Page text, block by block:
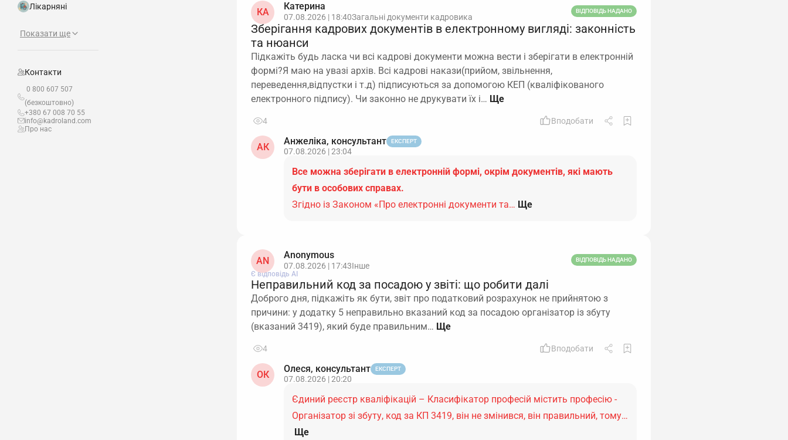
Лікарняні
Показати ще
Контакти
0 800 607 507
(безкоштовно)
+380 67 008 70 55
info@kadroland.com
Про нас
КА
Катерина
07.08.2026 | 18:40Загальні документи кадровика
ВІДПОВІДЬ НАДАНО
Зберігання кадрових документів в електронному вигляді: законність
та нюанси
Підкажіть будь ласка чи всі кадрові документи можна вести і зберігати в електронній
формі?Я маю на увазі архів. Всі кадрові накази(прийом, звільнення,
переведення,відпустки і т.д) підписуються за допомогою КЕП (кваліфікованого
електронного підпису). Чи законно не друкувати їх і…
4 Вподобати
АК
Анжеліка, консультант ЕКСПЕРТ
07.08.2026 | 23:04
Все можна зберігати в електронній формі, окрім документів, які мають
бути в особових справах.
Згідно із Законом «Про електронні документи та… Ще
AN
Anonymous
07.08.2026 | 17:43Інше
ВІДПОВІДЬ НАДАНО
Є відповідь АІ
Неправильний код за посадою у звіті: що робити далі
Доброго дня, підкажіть як бути, звіт про податковий розрахунок не прийнятою з
причини: у додатку 5 неправильно вказаний код за посадою організатор із збуту
(вказаний 3419), який буде правильним…
4 Вподобати
ОК
Олеся, консультант ЕКСПЕРТ
07.08.2026 | 20:20
Єдиний реєстр кваліфікацій – Класифікатор професій містить професію -
Організатор зі збуту, код за КП 3419, він не змінився, він правильний, тому…
Ще